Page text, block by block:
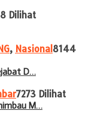
Dilihat
, Nasional 8144
D…
7273 Dilihat
M…